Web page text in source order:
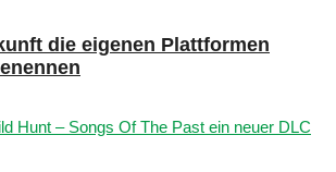
die eigenen Plattformen